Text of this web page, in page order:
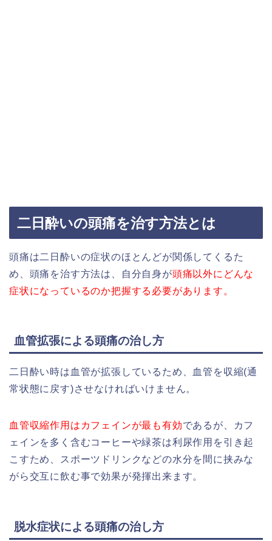
二日酔いの頭痛を治す方法とは
頭痛は二日酔いの症状のほとんどが関係してくるた
め、頭痛を治す方法は、自分自身が頭痛以外にどんな
症状になっているのか把握する必要があります。
血管拡張による頭痛の治し方
二日酔い時は血管が拡張しているため、血管を収縮(通
常状態に戻す)させなければいけません。
血管収縮作用はカフェインが最も有効であるが、カフ
ェインを多く含むコーヒーや緑茶は利尿作用を引き起
こすため、スポーツドリンクなどの水分を間に挟みな
がら交互に飲む事で効果が発揮出来ます。
脱水症状による頭痛の治し方